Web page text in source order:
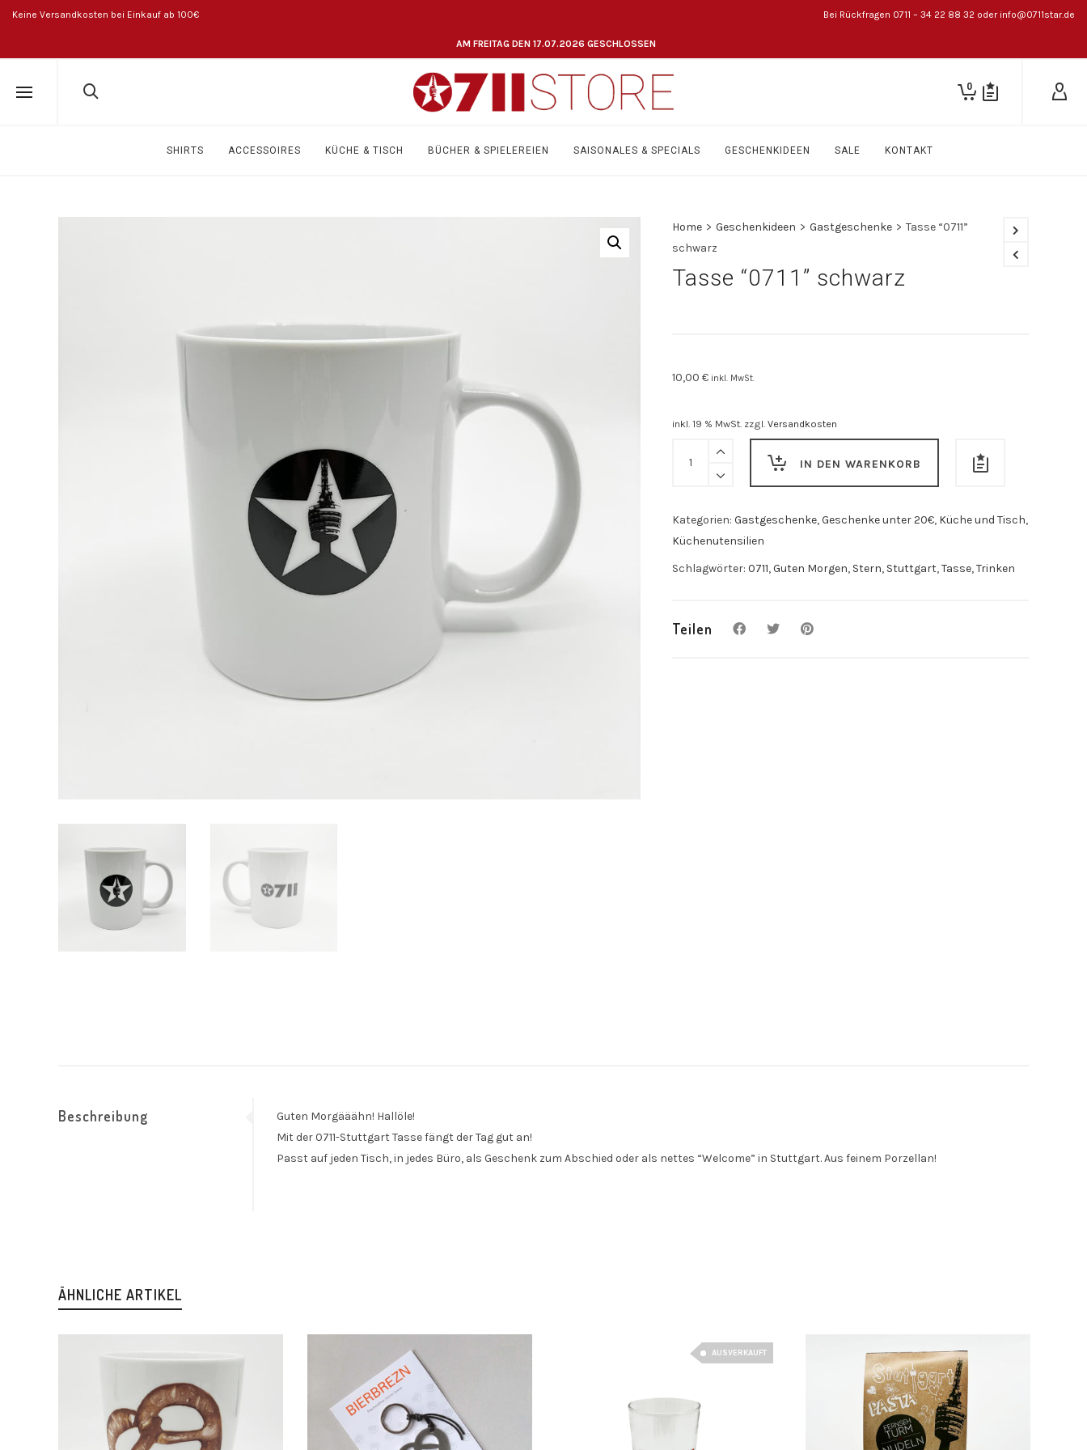
Keine Versandkosten bei Einkauf ab 100€ Bei Rückfragen 0711 – 34 22 88 32 oder info@0711star.de
AM FREITAG DEN 17.07.2026 GESCHLOSSEN
0
SHIRTS ACCESSOIRES KÜCHE & TISCH BÜCHER & SPIELEREIEN SAISONALES & SPECIALS GESCHENKIDEEN SALE KONTAKT
Home > Geschenkideen > Gastgeschenke > Tasse “0711”
schwarz
Tasse “0711” schwarz
10,00 € inkl. MwSt.
inkl. 19 % MwSt. zzgl. Versandkosten
"0711"
IN DEN WARENKORB
Kategorien: Gastgeschenke,Geschenke unter 20€, Küche und Tisch,
Küchenutensilien
Schlagwörter: 0711,Guten Morgen, Stern, Stuttgart,Tasse,Trinken
Teilen
Beschreibung
Guten Morgääähn! Hallöle!
Mit der 0711-Stuttgart Tasse fängt der Tag gut an!
Passt auf jeden Tisch, in jedes Büro, als Geschenk zum Abschied oder als nettes “Welcome” in Stuttgart. Aus feinem Porzellan!
ÄHNLICHE ARTIKEL
AUSVERKAUFT